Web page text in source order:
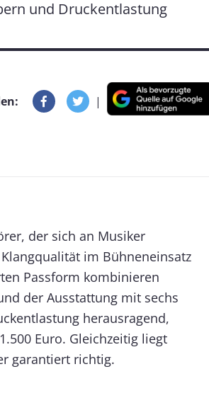
und Druckentlastung
|
der sich an Musiker
im Bühneneinsatz
Passform kombinieren
der Ausstattung mit sechs
herausragend,
Euro. Gleichzeitig liegt
garantiert richtig.